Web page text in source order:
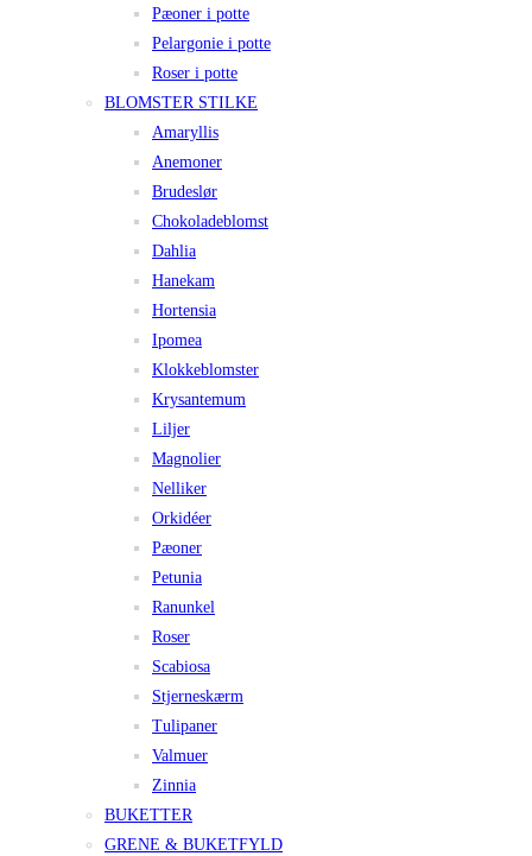
Pæoner i potte
Pelargonie i potte
Roser i potte
BLOMSTER STILKE
Amaryllis
Anemoner
Brudeslør
Chokoladeblomst
Dahlia
Hanekam
Hortensia
Ipomea
Klokkeblomster
Krysantemum
Liljer
Magnolier
Nelliker
Orkidéer
Pæoner
Petunia
Ranunkel
Roser
Scabiosa
Stjerneskærm
Tulipaner
Valmuer
Zinnia
BUKETTER
GRENE & BUKETFYLD